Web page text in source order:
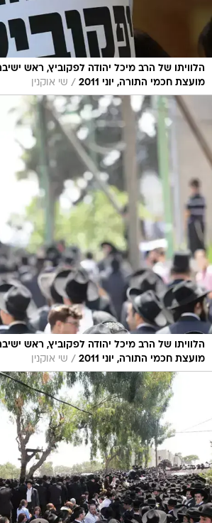
הלוויתו של הרב מיכל יהודה לפקוביץ, ראש
מועצת חכמי התורה, יוני 2011
/ שי אוקנין
הלוויתו של הרב מיכל יהודה לפקוביץ, ראש
מועצת חכמי התורה, יוני 2011
/ שי אוקנין